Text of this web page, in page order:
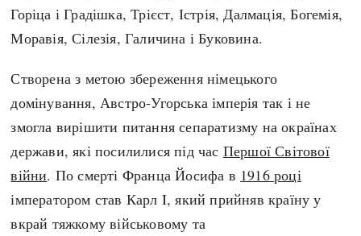
Горіца і Градішка, Трієст, Істрія, Далмація, Богемія,
Моравія, Сілезія, Галичина і Буковина.
Створена з метою збереження німецького
домінування, Австро-Угорська імперія так і не
змогла вирішити питання сепаратизму на окраїнах
держави, які посилилися під час Першої Світової
війни. По смерті Франца Йосифа в 1916 році
імператором став Карл I, який прийняв країну у
вкрай тяжкому військовому та